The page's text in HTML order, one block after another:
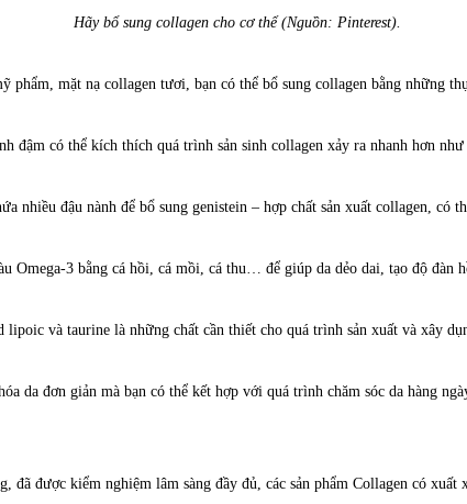
Hãy bổ sung collagen cho cơ thể (Nguồn: Pinterest).
phẩm, mặt nạ collagen tươi, bạn có thể bổ sung collagen bằng những
đậm có thể kích thích quá trình sản sinh collagen xảy ra nhanh hơn
nhiều đậu nành để bổ sung genistein – hợp chất sản xuất collagen, có
Omega-3 bằng cá hồi, cá mồi, cá thu… để giúp da dẻo dai, tạo độ đàn
và taurine là những chất cần thiết cho quá trình sản xuất và xây
da đơn giản mà bạn có thể kết hợp với quá trình chăm sóc da hàng
đã được kiểm nghiệm lâm sàng đầy đủ, các sản phẩm Collagen có xuất